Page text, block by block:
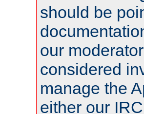
should be
our
considered
manage the
either our